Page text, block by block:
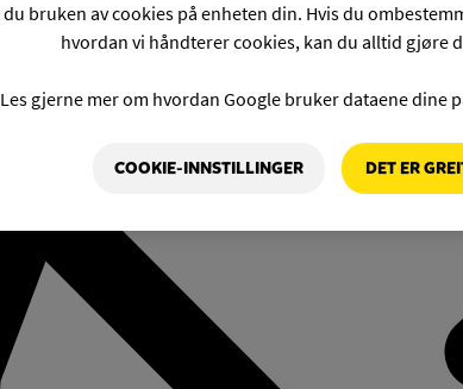
du bruken av cookies på enheten din. Hvis du
hvordan vi håndterer cookies, kan du alltid gjøre
Les gjerne mer om hvordan Google bruker dataene dine
COOKIE-INNSTILLINGER DET ER